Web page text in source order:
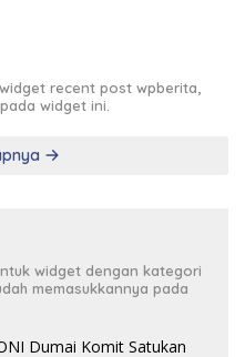
recent post wpberita,
widget ini.
widget dengan kategori
memasukkannya pada